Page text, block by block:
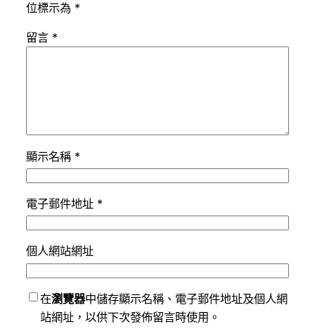
位標示為 *
留言 *
顯示名稱 *
電子郵件地址 *
個人網站網址
在瀏覽器中儲存顯示名稱、電子郵件地址及個人網
站網址，以供下次發佈留言時使用。